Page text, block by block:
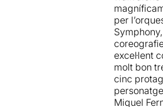
Gràcies
Xavier
gràcies
per
tan
que
i sobretot
un Musical
per
excel·lent
molt bon
cinc
Miquel